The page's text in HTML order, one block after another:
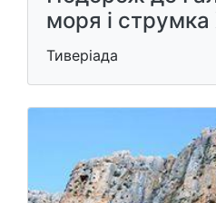
моря і
Тиверіада